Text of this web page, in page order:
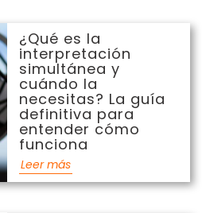
¿Qué es la
interpretación
simultánea y
cuándo la
necesitas? La guía
definitiva para
entender cómo
funciona
Leer más